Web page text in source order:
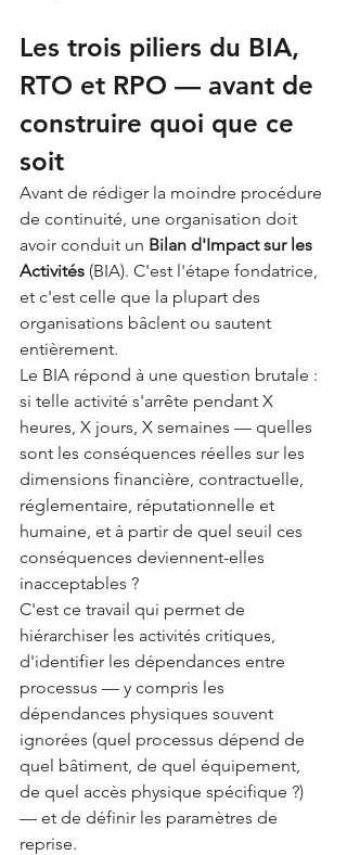
Les trois piliers du BIA,
RTO et RPO — avant de
construire quoi que ce
soit
Avant de rédiger la moindre procédure
de continuité, une organisation doit
avoir conduit un Bilan d'Impact sur les
Activités (BIA). C'est l'étape fondatrice,
et c'est celle que la plupart des
organisations bâclent ou sautent
entièrement.
Le BIA répond à une question brutale :
si telle activité s'arrête pendant X
heures, X jours, X semaines — quelles
sont les conséquences réelles sur les
dimensions financière, contractuelle,
réglementaire, réputationnelle et
humaine, et à partir de quel seuil ces
conséquences deviennent-elles
inacceptables ?
C'est ce travail qui permet de
hiérarchiser les activités critiques,
d'identifier les dépendances entre
processus — y compris les
dépendances physiques souvent
ignorées (quel processus dépend de
quel bâtiment, de quel équipement,
de quel accès physique spécifique ?)
— et de définir les paramètres de
reprise.